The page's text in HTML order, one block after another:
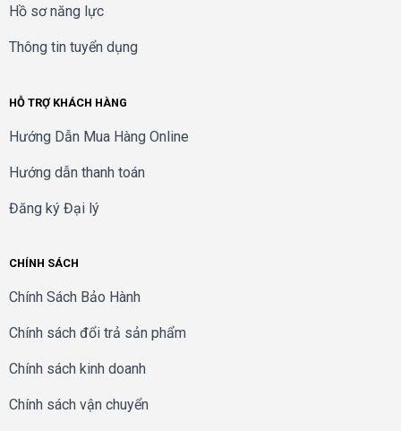
Hồ sơ năng lực
Thông tin tuyển dụng
HỖ TRỢ KHÁCH HÀNG
Hướng Dẫn Mua Hàng Online
Hướng dẫn thanh toán
Đăng ký Đại lý
CHÍNH SÁCH
Chính Sách Bảo Hành
Chính sách đổi trả sản phẩm
Chính sách kinh doanh
Chính sách vận chuyển